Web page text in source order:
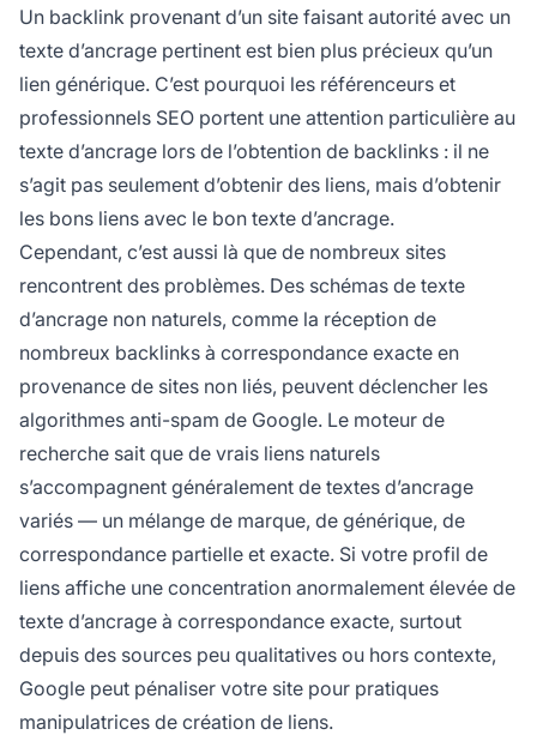
Un backlink provenant d’un site faisant autorité avec un
texte d’ancrage pertinent est bien plus précieux qu’un
lien générique. C’est pourquoi les référenceurs et
professionnels SEO portent une attention particulière au
texte d’ancrage lors de l’obtention de backlinks : il ne
s’agit pas seulement d’obtenir des liens, mais d’obtenir
les bons liens avec le bon texte d’ancrage.
Cependant, c’est aussi là que de nombreux sites
rencontrent des problèmes. Des schémas de texte
d’ancrage non naturels, comme la réception de
nombreux backlinks à correspondance exacte en
provenance de sites non liés, peuvent déclencher les
algorithmes anti-spam de Google. Le moteur de
recherche sait que de vrais liens naturels
s’accompagnent généralement de textes d’ancrage
variés — un mélange de marque, de générique, de
correspondance partielle et exacte. Si votre profil de
liens affiche une concentration anormalement élevée de
texte d’ancrage à correspondance exacte, surtout
depuis des sources peu qualitatives ou hors contexte,
Google peut pénaliser votre site pour pratiques
manipulatrices de création de liens.